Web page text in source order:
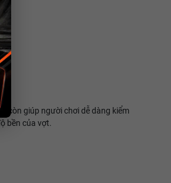
còn giúp người chơi dễ dàng kiểm
bền của vợt.